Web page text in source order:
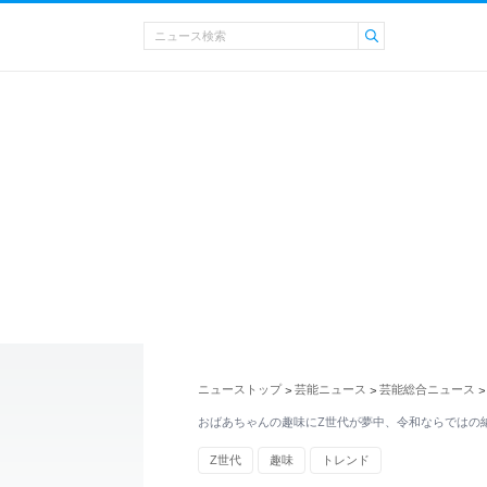
ニューストップ > 芸能ニュース > 芸能総合ニュース >
おばあちゃんの趣味にZ世代が夢中、令和ならではの
Z世代 趣味 トレンド